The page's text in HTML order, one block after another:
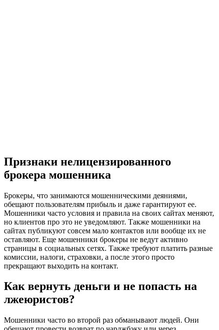
Признаки нелицензированного
брокера мошенника
Брокеры, что занимаются мошенническими деяниями,
обещают пользователям прибыль и даже гарантируют ее.
Мошенники часто условия и правила на своих сайтах меняют,
но клиентов про это не уведомляют. Также мошенники на
сайтах публикуют совсем мало контактов или вообще их не
оставляют. Еще мошенники брокеры не ведут активно
страницы в социальных сетях. Также требуют платить разные
комиссии, налоги, страховки, а после этого просто
прекращают выходить на контакт.
Как вернуть деньги и не попасть на
лжеюристов?
Мошенники часто во второй раз обманывают людей. Они